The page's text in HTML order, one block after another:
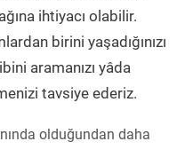
ihtiyacı olabilir.
birini yaşadığınızı
aramanızı yâda
tavsiye ederiz.
olduğundan daha